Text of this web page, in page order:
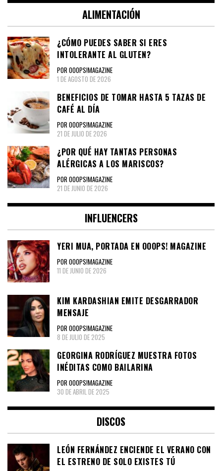
ALIMENTACIÓN
¿CÓMO PUEDES SABER SI ERES
INTOLERANTE AL GLUTEN?
POR OOOPS!MAGAZINE
1 DE AGOSTO DE 2026
BENEFICIOS DE TOMAR HASTA 5 TAZAS DE
CAFÉ AL DÍA
POR OOOPS!MAGAZINE
21 DE JULIO DE 2026
¿POR QUÉ HAY TANTAS PERSONAS
ALÉRGICAS A LOS MARISCOS?
POR OOOPS!MAGAZINE
21 DE JUNIO DE 2026
INFLUENCERS
YERI MUA, PORTADA EN OOOPS! MAGAZINE
POR OOOPS!MAGAZINE
11 DE JUNIO DE 2026
KIM KARDASHIAN EMITE DESGARRADOR
MENSAJE
POR OOOPS!MAGAZINE
8 DE JULIO DE 2025
GEORGINA RODRÍGUEZ MUESTRA FOTOS
INÉDITAS COMO BAILARINA
POR OOOPS!MAGAZINE
30 DE ABRIL DE 2025
DISCOS
LEÓN FERNÁNDEZ ENCIENDE EL VERANO CON
EL ESTRENO DE SOLO EXISTES TÚ